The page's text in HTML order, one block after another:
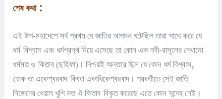
শেষ কথা:
এই উপ-মহাদেশে সর্ব প্রথম যে জাতির আগমন ঘটেছিল তারা সাথে করে যে
ধর্ম বিশ্বাস এবং ধর্মগ্রন্থ নিয়ে এসেছে তা কোন এক নবী-রাসূলের দেখানো
ধর্মমত ও কিতাব (ছহিফা) ।নিশ্চয়ই অন্তরে ছিল যে কোন ধর্ম বিশ্বাস,
হোক তা একেশ্বরবাদ কিংবা একাধিকেশ্বরবাদ।পরবর্তীতে সেই জাতি
নিজেদের খেয়াল খুশি মত ঐ কিতাব বিকৃত করেছে এতে কোন সন্দেহ নেই ।